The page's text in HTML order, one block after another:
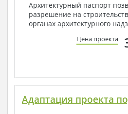
Архитектурный паспорт
разрешение на
органах архитектурного
Цена проекта
Адаптация проекта